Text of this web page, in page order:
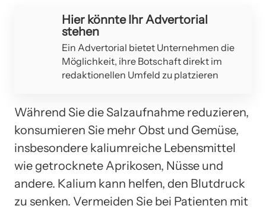
Hier könnte Ihr Advertorial
stehen
Ein Advertorial bietet Unternehmen die
Möglichkeit, ihre Botschaft direkt im
redaktionellen Umfeld zu platzieren
Während Sie die Salzaufnahme reduzieren,
konsumieren Sie mehr Obst und Gemüse,
insbesondere kaliumreiche Lebensmittel
wie getrocknete Aprikosen, Nüsse und
andere. Kalium kann helfen, den Blutdruck
zu senken. Vermeiden Sie bei Patienten mit